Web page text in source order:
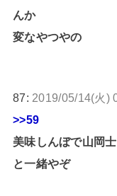
んか
変なやつやの
87: 2019/05/14(火)
>>59
美味しんぼで山岡
と一緒やぞ